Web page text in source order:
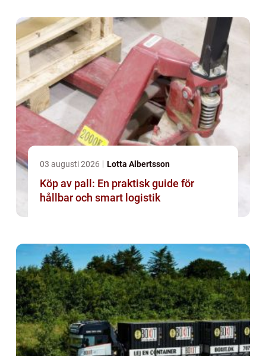
03 augusti 2026 Lotta Albertsson
Köp av pall: En praktisk guide för
hållbar och smart logistik